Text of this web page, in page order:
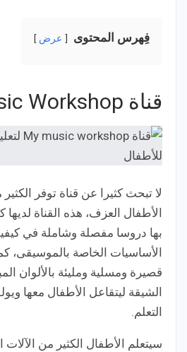
فِهرس المحتوى عرض
قناة My Music Workshop
لا تبحث كثيرا عن قناة توفر
الأطفال العزف، هذه القناة
بها دروسا مفصلة وشاملة في
الأساسيات الخاصة بالموسيقى،
قصيرة ومسلية ومليئة بالألوان
الشيقة ليتقاعل الأطفال معها
التعلم.
سيتعلم الأطفال الكثير من الآلات